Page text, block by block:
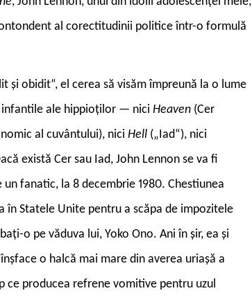
al corectitudinii politice într-o formulă
și obidit“, el cerea să visăm împreună la o lume
ale hippioților — nici Heaven (Cer
al cuvântului), nici Hell („Iad“), nici
există Cer sau Iad, John Lennon se va fi
fanatic, la 8 decembrie 1980. Chestiunea
Statele Unite pentru a scăpa de impozitele
o pe văduva lui, Yoko Ono. Ani în șir, ea și
o halcă mai mare din averea uriașă a
producea refrene vomitive pentru uzul